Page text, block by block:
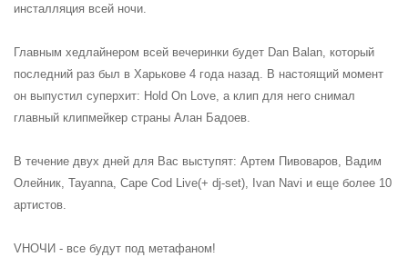
инсталляция всей ночи.
Главным хедлайнером всей вечеринки будет Dan Balan, который
последний раз был в Харькове 4 года назад. В настоящий момент
он выпустил суперхит: Hold On Love, а клип для него снимал
главный клипмейкер страны Алан Бадоев.
В течение двух дней для Вас выступят: Артем Пивоваров, Вадим
Олейник, Tayanna, Cape Cod Live(+ dj-set), Ivan Navi и еще более 10
артистов.
VНОЧИ - все будут под метафаном!